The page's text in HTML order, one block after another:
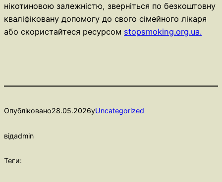
нікотиновою залежністю, зверніться по безкоштовну
кваліфіковану допомогу до свого сімейного лікаря
або скористайтеся ресурсом stopsmoking.org.ua.
Опубліковано28.05.2026уUncategorized
відadmin
Теги: